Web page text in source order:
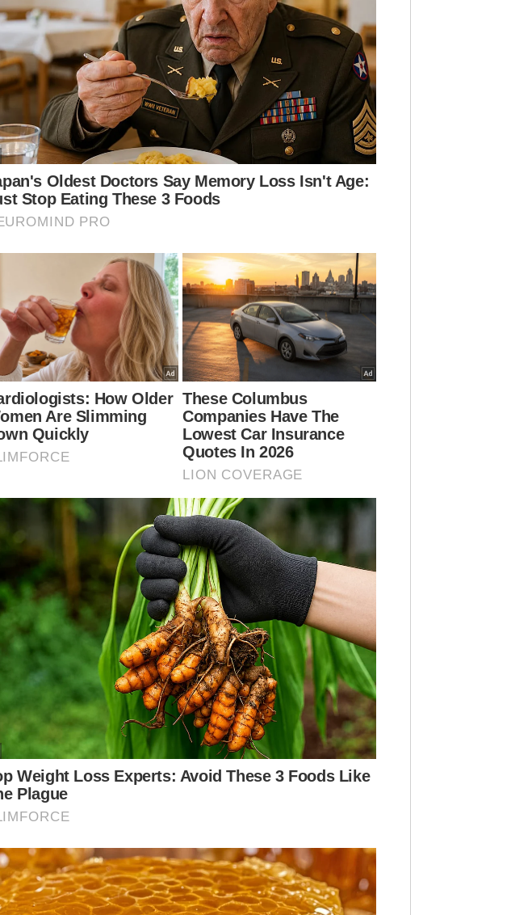
MAA turut menegaskan, Malaysia mempunyai Akta
Kebajikan Haiwan 2015 seliaan
@lembagakebajikanhaiwan @dvsmalaysia_official
yang melindungi haiwan domestik seperti kucing
daripada didedahkan dengan bahaya seperti
terkandung dalam lima Elemen Kebajikan Haiwan
iaitu mengelak daripada haiwan peliharaan daripada
bahaya dan ketakutan melampau.
bagaimanapun mendapati siaran langsung video
berkenaan telah dipadam.
Meskipun perbuatan yang dilakukan Aaron jelas
tidak sensitif, namun tidak wajar untuk
mengecamnya secara keterlaluan.
Teguran yang dibuat MAA itu iuga perlu diambil
dalam sudut positif bukan sahaja kepada Aaron
tetapi pihak yang lain supaya tidak mengulangi
Tidak dinafikan, masih ramai yang tidak sensitif atau
mungkin tidak tahu kewujudan undang-undang
khusus bagi melindungi keselamatan haiwan di
negara ini.
peka dengan sebarang tindakan apabila berkongsi
di media sosial masing-masing.